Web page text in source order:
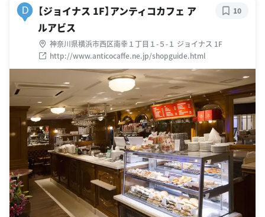
D
【ジョイナス 1F】アンティコカフェ ア
ルアビス
神奈川県横浜市西区南幸１丁目１-５-１ ジョイナス 1F
http://www.anticocaffe.ne.jp/shopguide.html
10